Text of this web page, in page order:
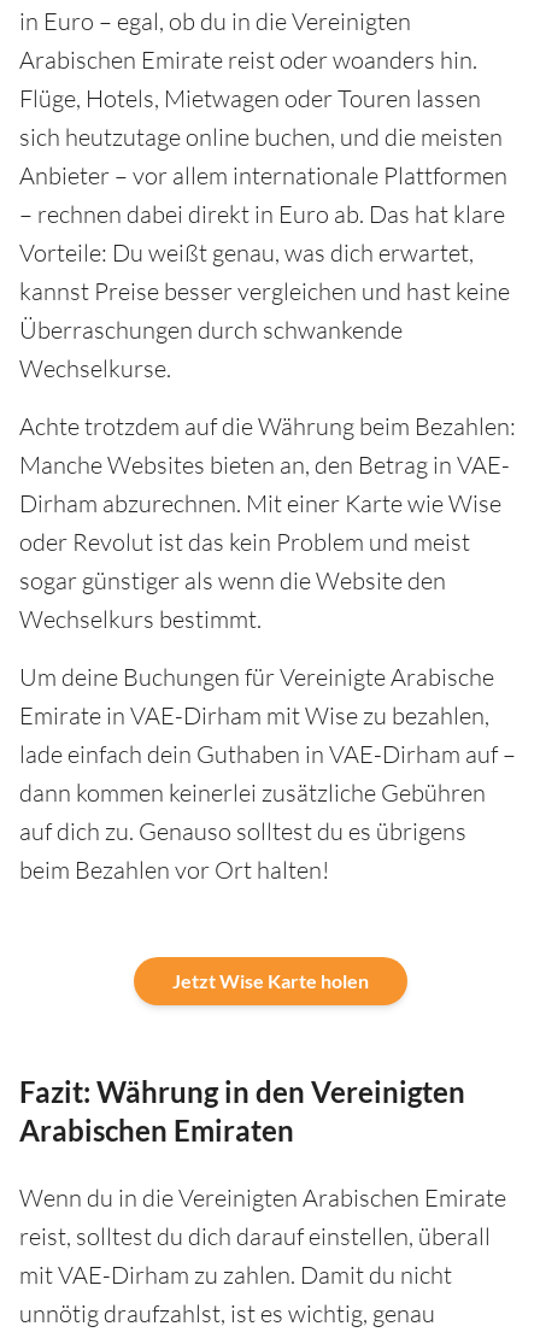
in Euro – egal, ob du in die Vereinigten
Arabischen Emirate reist oder woanders hin.
Flüge, Hotels, Mietwagen oder Touren lassen
sich heutzutage online buchen, und die meisten
Anbieter – vor allem internationale Plattformen
– rechnen dabei direkt in Euro ab. Das hat klare
Vorteile: Du weißt genau, was dich erwartet,
kannst Preise besser vergleichen und hast keine
Überraschungen durch schwankende
Wechselkurse.
Achte trotzdem auf die Währung beim Bezahlen:
Manche Websites bieten an, den Betrag in VAE-
Dirham abzurechnen. Mit einer Karte wie Wise
oder Revolut ist das kein Problem und meist
sogar günstiger als wenn die Website den
Wechselkurs bestimmt.
Um deine Buchungen für Vereinigte Arabische
Emirate in VAE-Dirham mit Wise zu bezahlen,
lade einfach dein Guthaben in VAE-Dirham auf –
dann kommen keinerlei zusätzliche Gebühren
auf dich zu. Genauso solltest du es übrigens
beim Bezahlen vor Ort halten!
Jetzt Wise Karte holen
Fazit: Währung in den Vereinigten
Arabischen Emiraten
Wenn du in die Vereinigten Arabischen Emirate
reist, solltest du dich darauf einstellen, überall
mit VAE-Dirham zu zahlen. Damit du nicht
unnötig draufzahlst, ist es wichtig, genau